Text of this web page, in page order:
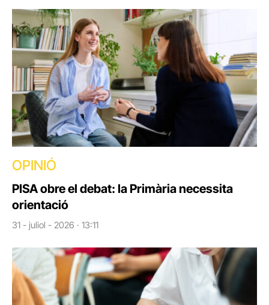
OPINIÓ
PISA obre el debat: la Primària necessita
orientació
31 - juliol - 2026 · 13:11